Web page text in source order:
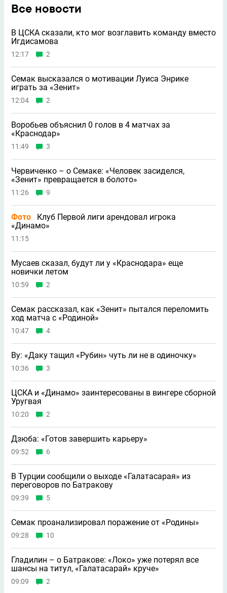
Все новости
В ЦСКА сказали, кто мог возглавить команду вместо
Игдисамова
12:17 2
Семак высказался о мотивации Луиса Энрике
играть за «Зенит»
12:04 2
Воробьев объяснил 0 голов в 4 матчах за
«Краснодар»
11:49 3
Червиченко – о Семаке: «Человек засиделся,
«Зенит» превращается в болото»
11:26 9
Фото
Клуб Первой лиги арендовал игрока
«Динамо»
11:15
Мусаев сказал, будут ли у «Краснодара» еще
новички летом
10:59 2
Семак рассказал, как «Зенит» пытался переломить
ход матча с «Родиной»
10:47 4
Ву: «Даку тащил «Рубин» чуть ли не в одиночку»
10:36 3
ЦСКА и «Динамо» заинтересованы в вингере сборной
Уругвая
10:20 2
Дзюба: «Готов завершить карьеру»
09:52 6
В Турции сообщили о выходе «Галатасарая» из
переговоров по Батракову
09:39 5
Семак проанализировал поражение от «Родины»
09:28 10
Гладилин – о Батракове: «Локо» уже потерял все
шансы на титул, «Галатасарай» круче»
09:09 2